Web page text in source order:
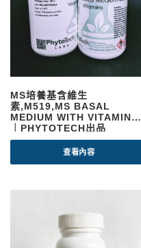
MS培養基含維生
素,M519,MS BASAL
MEDIUM WITH VITAMINS,
｜PHYTOTECH出品
查看內容